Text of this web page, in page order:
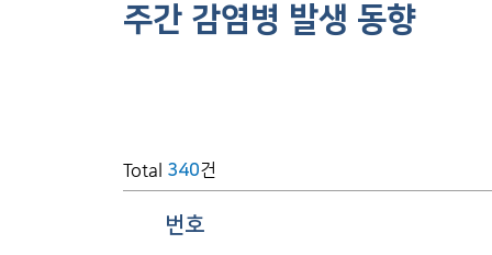
주간 감염병 발생 동향
Total 340건
번호